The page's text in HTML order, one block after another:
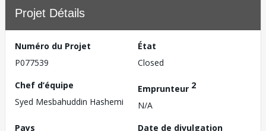
Projet Détails
Numéro du Projet
P077539
État
Closed
Chef d’équipe
Syed Mesbahuddin Hashemi
Emprunteur 2
N/A
Pays
Date de divulgation